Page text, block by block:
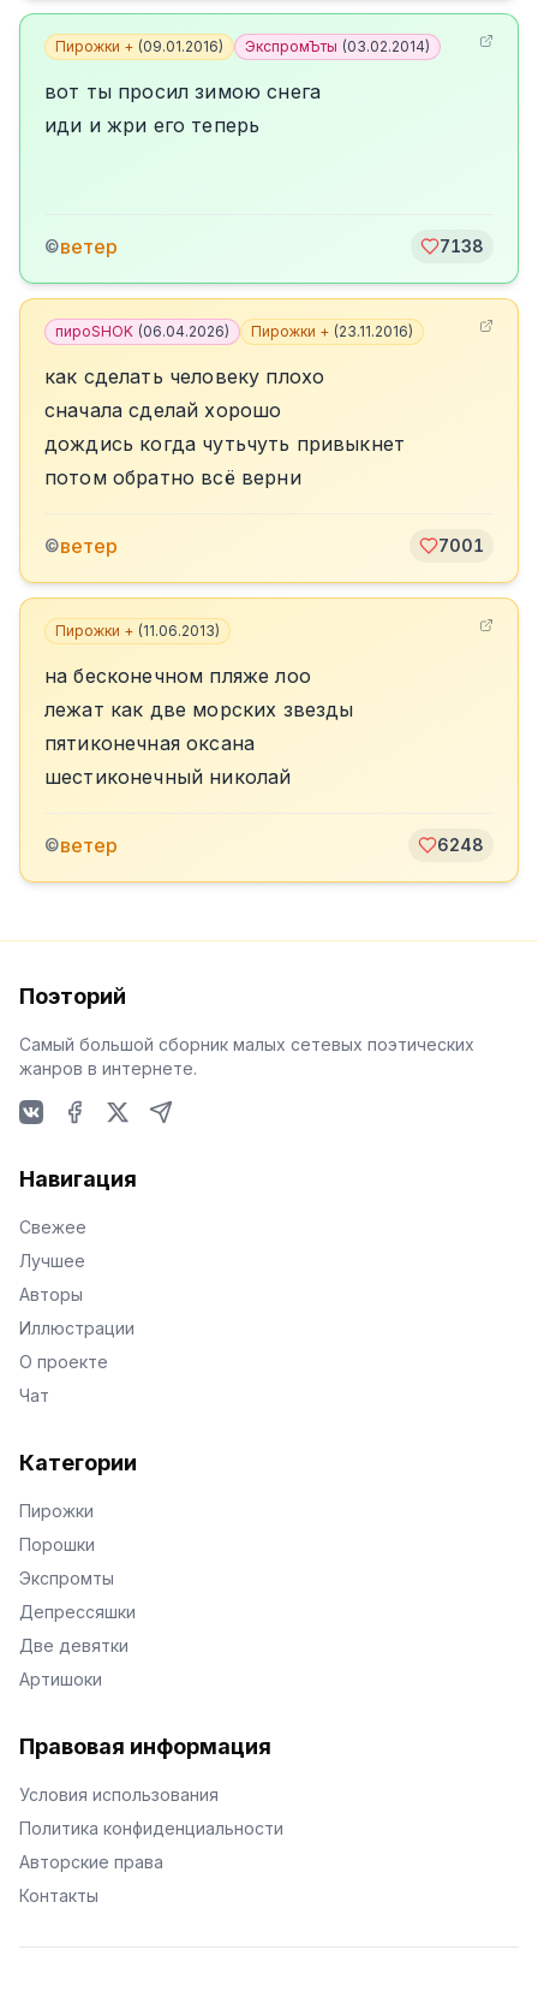
Пирожки + (09.01.2016) ЭкспромЪты (03.02.2014)
вот ты просил зимою снега
иди и жри его теперь
©ветер 7138
пироSHOK (06.04.2026) Пирожки + (23.11.2016)
как сделать человеку плохо
сначала сделай хорошо
дождись когда чутьчуть привыкнет
потом обратно всё верни
©ветер 7001
Пирожки + (11.06.2013)
на бесконечном пляже лоо
лежат как две морских звезды
пятиконечная оксана
шестиконечный николай
©ветер 6248
Поэторий
Самый большой сборник малых сетевых поэтических
жанров в интернете.
Навигация
Свежее
Лучшее
Авторы
Иллюстрации
О проекте
Чат
Категории
Пирожки
Порошки
Экспромты
Депрессяшки
Две девятки
Артишоки
Правовая информация
Условия использования
Политика конфиденциальности
Авторские права
Контакты